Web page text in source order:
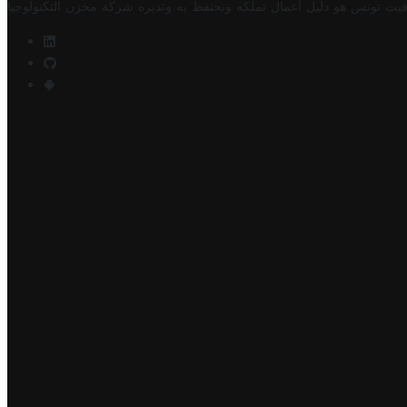
تونس هو دليل أعمال تملكه وتحتفظ به وتديره شركة مخزن التكنولوجيا